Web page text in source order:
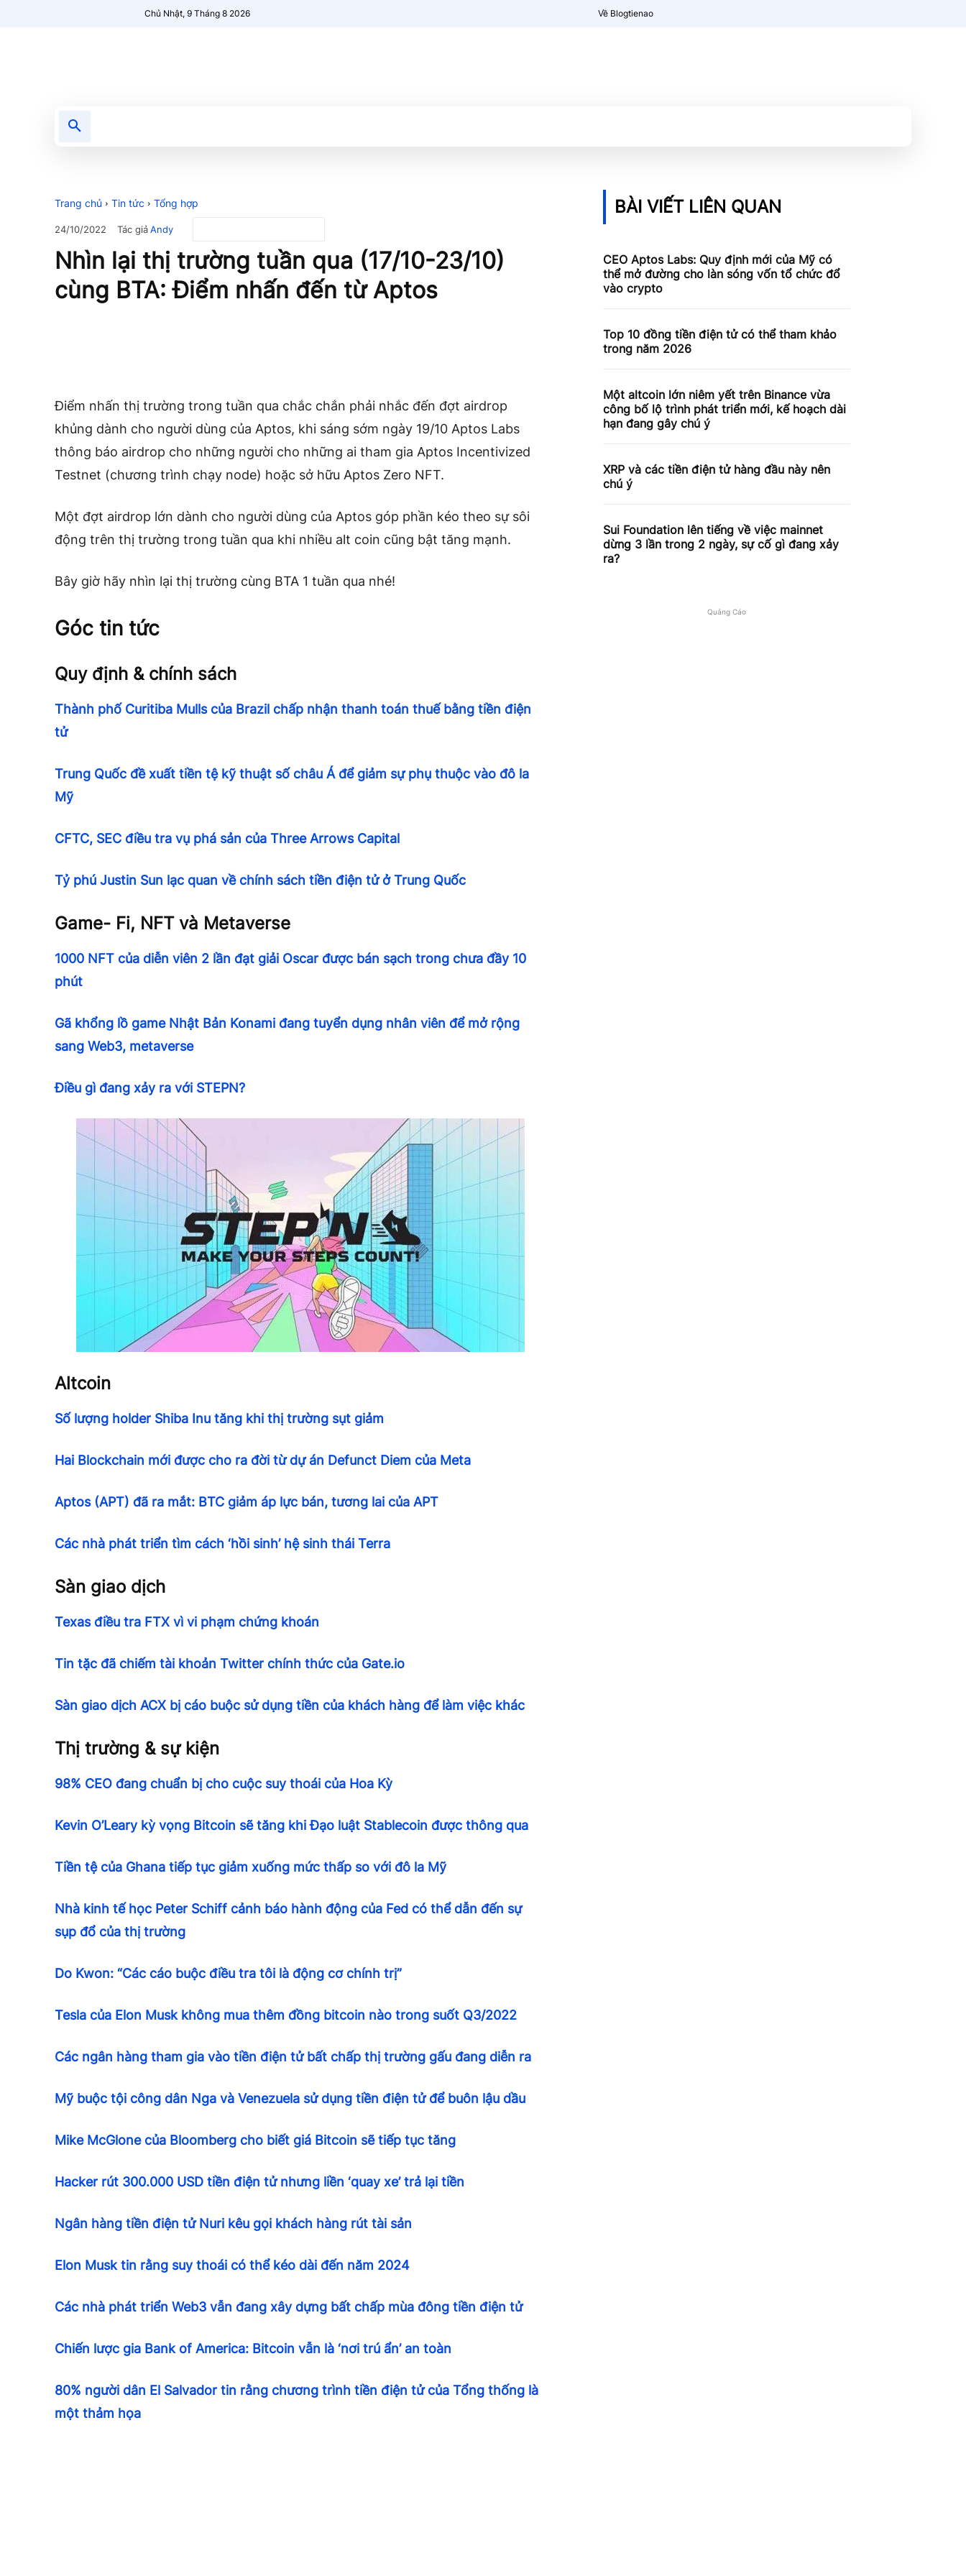
Chủ Nhật, 9 Tháng 8 2026 Về Blogtienao
Trang chủ Tin tức Tổng hợp
24/10/2022 Tác giảAndy
Nhìn lại thị trường tuần qua (17/10-23/10)
cùng BTA: Điểm nhấn đến từ Aptos
Điểm nhấn thị trường trong tuần qua chắc chắn phải nhắc đến đợt airdrop
khủng dành cho người dùng của Aptos, khi sáng sớm ngày 19/10 Aptos Labs
thông báo airdrop cho những người cho những ai tham gia Aptos Incentivized
Testnet (chương trình chạy node) hoặc sở hữu Aptos Zero NFT.
Một đợt airdrop lớn dành cho người dùng của Aptos góp phần kéo theo sự sôi
động trên thị trường trong tuần qua khi nhiều alt coin cũng bật tăng mạnh.
Bây giờ hãy nhìn lại thị trường cùng BTA 1 tuần qua nhé!
Góc tin tức
Quy định & chính sách
Thành phố Curitiba Mulls của Brazil chấp nhận thanh toán thuế bằng tiền điện
tử
Trung Quốc đề xuất tiền tệ kỹ thuật số châu Á để giảm sự phụ thuộc vào đô la
Mỹ
CFTC, SEC điều tra vụ phá sản của Three Arrows Capital
Tỷ phú Justin Sun lạc quan về chính sách tiền điện tử ở Trung Quốc
Game- Fi, NFT và Metaverse
1000 NFT của diễn viên 2 lần đạt giải Oscar được bán sạch trong chưa đầy 10
phút
Gã khổng lồ game Nhật Bản Konami đang tuyển dụng nhân viên để mở rộng
sang Web3, metaverse
Điều gì đang xảy ra với STEPN?
Altcoin
Số lượng holder Shiba Inu tăng khi thị trường sụt giảm
Hai Blockchain mới được cho ra đời từ dự án Defunct Diem của Meta
Aptos (APT) đã ra mắt: BTC giảm áp lực bán, tương lai của APT
Các nhà phát triển tìm cách ‘hồi sinh’ hệ sinh thái Terra
Sàn giao dịch
Texas điều tra FTX vì vi phạm chứng khoán
Tin tặc đã chiếm tài khoản Twitter chính thức của Gate.io
Sàn giao dịch ACX bị cáo buộc sử dụng tiền của khách hàng để làm việc khác
Thị trường & sự kiện
98% CEO đang chuẩn bị cho cuộc suy thoái của Hoa Kỳ
Kevin O’Leary kỳ vọng Bitcoin sẽ tăng khi Đạo luật Stablecoin được thông qua
Tiền tệ của Ghana tiếp tục giảm xuống mức thấp so với đô la Mỹ
Nhà kinh tế học Peter Schiff cảnh báo hành động của Fed có thể dẫn đến sự
sụp đổ của thị trường
Do Kwon: “Các cáo buộc điều tra tôi là động cơ chính trị”
Tesla của Elon Musk không mua thêm đồng bitcoin nào trong suốt Q3/2022
Các ngân hàng tham gia vào tiền điện tử bất chấp thị trường gấu đang diễn ra
Mỹ buộc tội công dân Nga và Venezuela sử dụng tiền điện tử để buôn lậu dầu
Mike McGlone của Bloomberg cho biết giá Bitcoin sẽ tiếp tục tăng
Hacker rút 300.000 USD tiền điện tử nhưng liền ‘quay xe’ trả lại tiền
Ngân hàng tiền điện tử Nuri kêu gọi khách hàng rút tài sản
Elon Musk tin rằng suy thoái có thể kéo dài đến năm 2024
Các nhà phát triển Web3 vẫn đang xây dựng bất chấp mùa đông tiền điện tử
Chiến lược gia Bank of America: Bitcoin vẫn là ‘nơi trú ẩn’ an toàn
80% người dân El Salvador tin rằng chương trình tiền điện tử của Tổng thống là
một thảm họa
BÀI VIẾT LIÊN QUAN
CEO Aptos Labs: Quy định mới của Mỹ có
thể mở đường cho làn sóng vốn tổ chức đổ
vào crypto
Top 10 đồng tiền điện tử có thể tham khảo
trong năm 2026
Một altcoin lớn niêm yết trên Binance vừa
công bố lộ trình phát triển mới, kế hoạch dài
hạn đang gây chú ý
XRP và các tiền điện tử hàng đầu này nên
chú ý
Sui Foundation lên tiếng về việc mainnet
dừng 3 lần trong 2 ngày, sự cố gì đang xảy
ra?
Quảng Cáo